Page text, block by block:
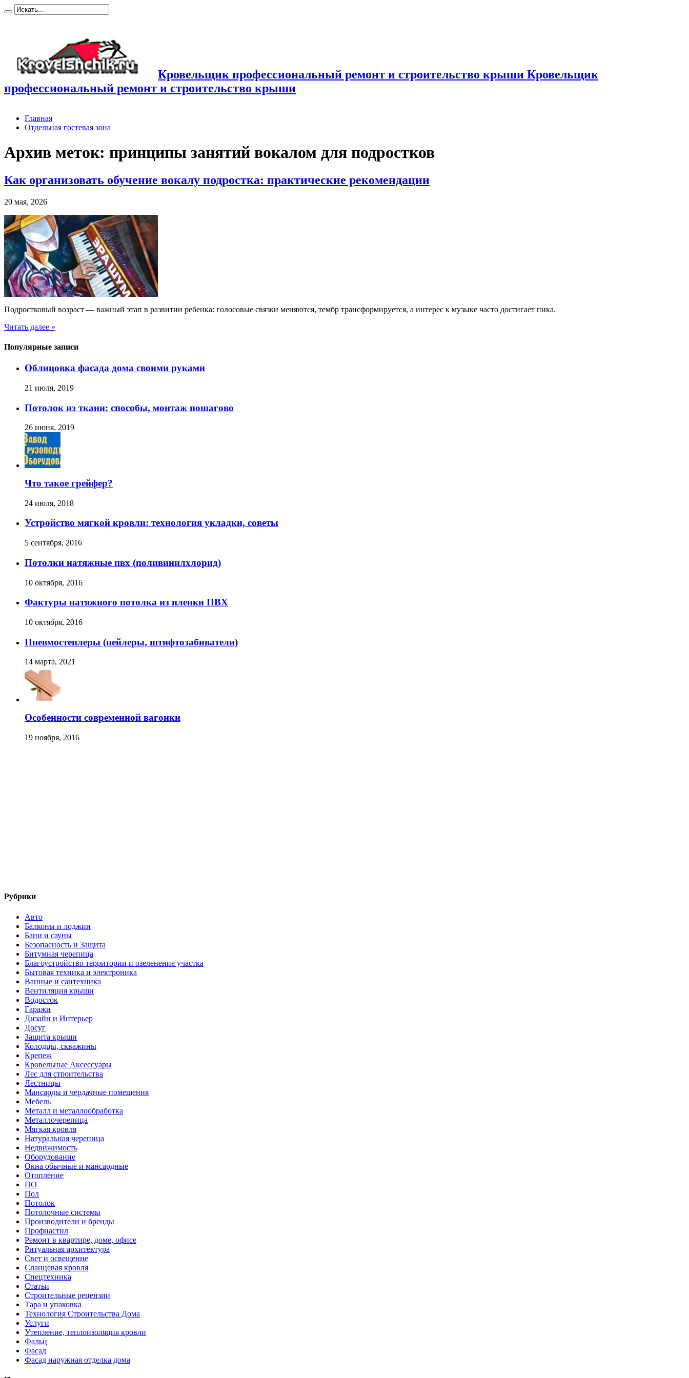
Кровельщик профессиональный ремонт и строительство крыши Кровельщик
профессиональный ремонт и строительство крыши
Главная
Отдельная гостевая зона
Архив меток: принципы занятий вокалом для подростков
Как организовать обучение вокалу подростка: практические рекомендации
20 мая, 2026
Подростковый возраст — важный этап в развитии ребенка: голосовые связки меняются, тембр трансформируется, а интерес к музыке часто достигает пика.
Читать далее »
Популярные записи
Облицовка фасада дома своими руками
21 июля, 2019
Потолок из ткани: способы, монтаж пошагово
26 июня, 2019
Что такое грейфер?
24 июля, 2018
Устройство мягкой кровли: технология укладки, советы
5 сентября, 2016
Потолки натяжные пвх (поливинилхлорид)
10 октября, 2016
Фактуры натяжного потолка из пленки ПВХ
10 октября, 2016
Пневмостеплеры (нейлеры, штифтозабиватели)
14 марта, 2021
Особенности современной вагонки
19 ноября, 2016
Рубрики
Авто
Балконы и лоджии
Бани и сауны
Безопасность и Защита
Битумная черепица
Благоустройство территории и озеленение участка
Бытовая техника и электроника
Ванные и сантехника
Вентиляция крыши
Водосток
Гаражи
Дизайн и Интерьер
Досуг
Защита крыши
Колодцы, скважины
Крепеж
Кровельные Аксессуары
Лес для строительства
Лестницы
Мансарды и чердачные помещения
Мебель
Металл и металлообработка
Металлочерепица
Мягкая кровля
Натуральная черепица
Недвижимость
Оборудование
Окна обычные и мансардные
Отопление
ПО
Пол
Потолок
Потолочные системы
Производители и бренды
Профнастил
Ремонт в квартире, доме, офисе
Ритуальная архитектура
Свет и освещение
Сланцевая кровля
Спецтехника
Статьи
Строительные рецензии
Тара и упаковка
Технология Строительства Дома
Услуги
Утепление, теплоизоляция кровли
Фальц
Фасад
Фасад наружная отделка дома